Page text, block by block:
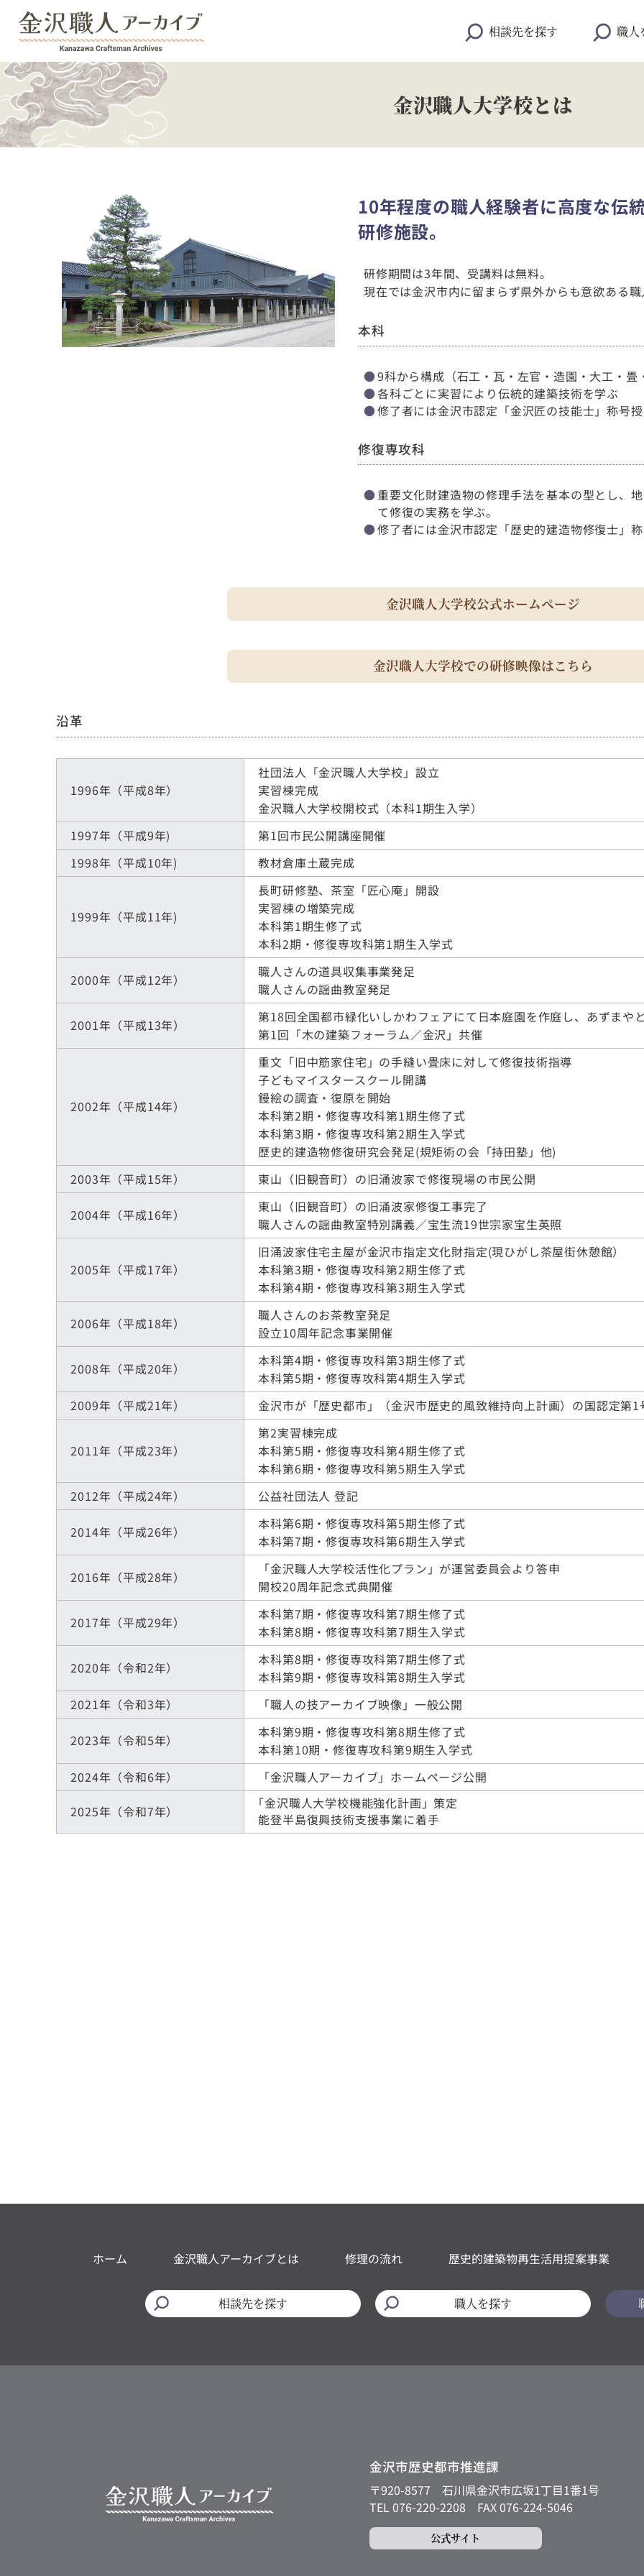
相談先を探す 職人
金沢職人大学校とは
10年程度の職人経験者に高度な伝
研修施設。
研修期間は3年間、受講料は無料。
現在では金沢市内に留まらず県外からも意欲ある
本科
9科から構成（石工・瓦・左官・造園・大工・
各科ごとに実習により伝統的建築技術を学ぶ
修了者には金沢市認定「金沢匠の技能士」称号
修復専攻科
重要文化財建造物の修理手法を基本の型とし、
て修復の実務を学ぶ。
修了者には金沢市認定「歴史的建造物修復士」
金沢職人大学校公式ホームページ
金沢職人大学校での研修映像はこちら
沿革
1996年（平成8年）
社団法人「金沢職人大学校」設立
実習棟完成
金沢職人大学校開校式（本科1期生入学）
1997年（平成9年)
第1回市民公開講座開催
1998年（平成10年)
教材倉庫土蔵完成
1999年（平成11年)
長町研修塾、茶室「匠心庵」開設
実習棟の増築完成
本科第1期生修了式
本科2期・修復専攻科第1期生入学式
2000年（平成12年）
職人さんの道具収集事業発足
職人さんの謡曲教室発足
2001年（平成13年）
第18回全国都市緑化いしかわフェアにて日本庭園を作庭し、あずまや
第1回「木の建築フォーラム／金沢」共催
2002年（平成14年）
重文「旧中筋家住宅」の手縫い畳床に対して修復技術指導
子どもマイスタースクール開講
鏝絵の調査・復原を開始
本科第2期・修復専攻科第1期生修了式
本科第3期・修復専攻科第2期生入学式
歴史的建造物修復研究会発足(規矩術の会「持田塾」他)
2003年（平成15年）
東山（旧観音町）の旧涌波家で修復現場の市民公開
2004年（平成16年）
東山（旧観音町）の旧涌波家修復工事完了
職人さんの謡曲教室特別講義／宝生流19世宗家宝生英照
2005年（平成17年）
旧涌波家住宅主屋が金沢市指定文化財指定(現ひがし茶屋街休憩館）
本科第3期・修復専攻科第2期生修了式
本科第4期・修復専攻科第3期生入学式
2006年（平成18年）
職人さんのお茶教室発足
設立10周年記念事業開催
2008年（平成20年）
本科第4期・修復専攻科第3期生修了式
本科第5期・修復専攻科第4期生入学式
2009年（平成21年）
金沢市が「歴史都市」（金沢市歴史的風致維持向上計画）の国認定第1
2011年（平成23年）
第2実習棟完成
本科第5期・修復専攻科第4期生修了式
本科第6期・修復専攻科第5期生入学式
2012年（平成24年）
公益社団法人 登記​​​​​​​​​​​​​​​
2014年（平成26年）
本科第6期・修復専攻科第5期生修了式
本科第7期・修復専攻科第6期生入学式
2016年（平成28年）
「金沢職人大学校活性化プラン」が運営委員会より答申
開校20周年記念式典開催
2017年（平成29年）
本科第7期・修復専攻科第7期生修了式
本科第8期・修復専攻科第7期生入学式​
2020年（令和2年）
本科第8期・修復専攻科第7期生修了式
本科第9期・修復専攻科第8期生入学式​
2021年（令和3年）
「職人の技アーカイブ映像」一般公開
2023年（令和5年）
本科第9期・修復専攻科第8期生修了式
本科第10期・修復専攻科第9期生入学式
2024年（令和6年）
「金沢職人アーカイブ」ホームページ公開
2025年（令和7年）
「金沢職人大学校機能強化計画」策定
能登半島復興技術支援事業に着手
ホーム 金沢職人アーカイブとは 修理の流れ 歴史的建築物再生活用提案事業
相談先を探す 職人を探す
金沢市歴史都市推進課
〒920-8577
石川県金沢市広坂1丁目1番1号
TEL 076-220-2208
FAX 076-224-5046
公式サイト